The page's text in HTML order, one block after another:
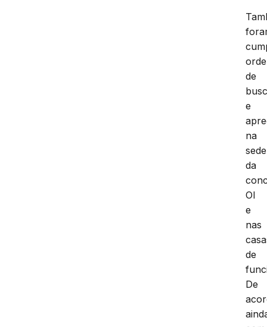
de
e
na
sede
da
OI
e
nas
de
De